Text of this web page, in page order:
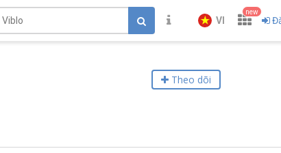
VI
new
Theo dõi